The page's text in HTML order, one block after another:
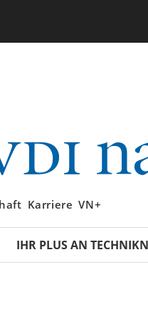
Karriere VN+
IHR PLUS AN